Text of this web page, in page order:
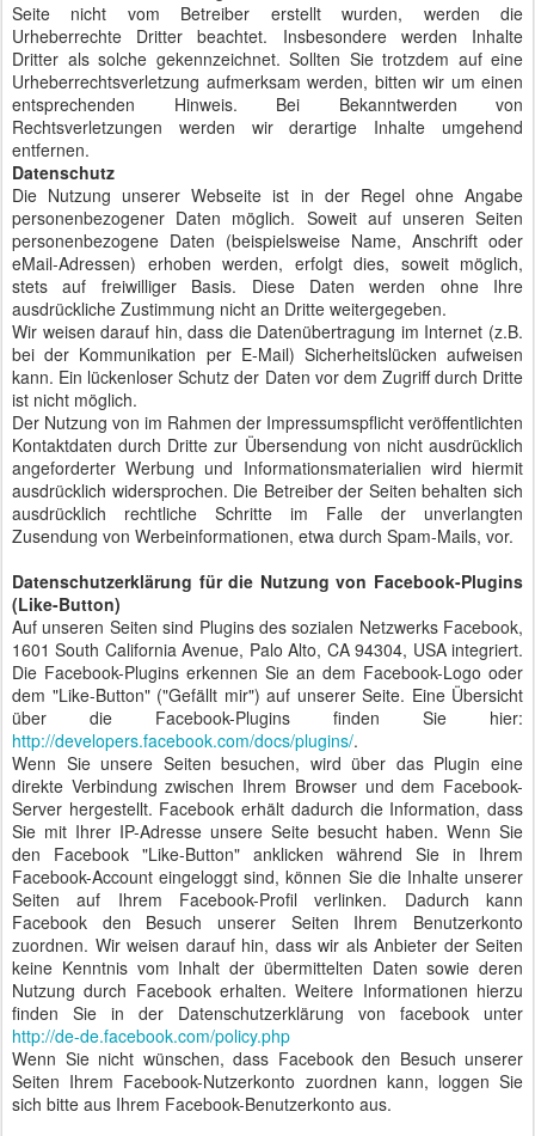
Seite nicht vom Betreiber erstellt wurden, werden die
Urheberrechte Dritter beachtet. Insbesondere werden Inhalte
Dritter als solche gekennzeichnet. Sollten Sie trotzdem auf eine
Urheberrechtsverletzung aufmerksam werden, bitten wir um einen
entsprechenden Hinweis. Bei Bekanntwerden von
Rechtsverletzungen werden wir derartige Inhalte umgehend
entfernen.
Datenschutz
Die Nutzung unserer Webseite ist in der Regel ohne Angabe
personenbezogener Daten möglich. Soweit auf unseren Seiten
personenbezogene Daten (beispielsweise Name, Anschrift oder
eMail-Adressen) erhoben werden, erfolgt dies, soweit möglich,
stets auf freiwilliger Basis. Diese Daten werden ohne Ihre
ausdrückliche Zustimmung nicht an Dritte weitergegeben.
Wir weisen darauf hin, dass die Datenübertragung im Internet (z.B.
bei der Kommunikation per E-Mail) Sicherheitslücken aufweisen
kann. Ein lückenloser Schutz der Daten vor dem Zugriff durch Dritte
ist nicht möglich.
Der Nutzung von im Rahmen der Impressumspflicht veröffentlichten
Kontaktdaten durch Dritte zur Übersendung von nicht ausdrücklich
angeforderter Werbung und Informationsmaterialien wird hiermit
ausdrücklich widersprochen. Die Betreiber der Seiten behalten sich
ausdrücklich rechtliche Schritte im Falle der unverlangten
Zusendung von Werbeinformationen, etwa durch Spam-Mails, vor.
Datenschutzerklärung für die Nutzung von Facebook-Plugins
(Like-Button)
Auf unseren Seiten sind Plugins des sozialen Netzwerks Facebook,
1601 South California Avenue, Palo Alto, CA 94304, USA integriert.
Die Facebook-Plugins erkennen Sie an dem Facebook-Logo oder
dem "Like-Button" ("Gefällt mir") auf unserer Seite. Eine Übersicht
über die Facebook-Plugins finden Sie hier:
http://developers.facebook.com/docs/plugins/.
Wenn Sie unsere Seiten besuchen, wird über das Plugin eine
direkte Verbindung zwischen Ihrem Browser und dem Facebook-
Server hergestellt. Facebook erhält dadurch die Information, dass
Sie mit Ihrer IP-Adresse unsere Seite besucht haben. Wenn Sie
den Facebook "Like-Button" anklicken während Sie in Ihrem
Facebook-Account eingeloggt sind, können Sie die Inhalte unserer
Seiten auf Ihrem Facebook-Profil verlinken. Dadurch kann
Facebook den Besuch unserer Seiten Ihrem Benutzerkonto
zuordnen. Wir weisen darauf hin, dass wir als Anbieter der Seiten
keine Kenntnis vom Inhalt der übermittelten Daten sowie deren
Nutzung durch Facebook erhalten. Weitere Informationen hierzu
finden Sie in der Datenschutzerklärung von facebook unter
http://de-de.facebook.com/policy.php
Wenn Sie nicht wünschen, dass Facebook den Besuch unserer
Seiten Ihrem Facebook-Nutzerkonto zuordnen kann, loggen Sie
sich bitte aus Ihrem Facebook-Benutzerkonto aus.